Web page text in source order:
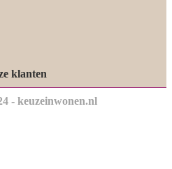
klanten
- keuzeinwonen.nl